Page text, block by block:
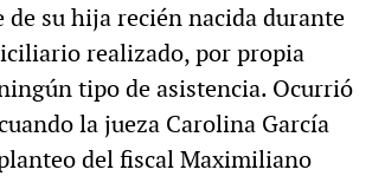
de su hija recién nacida durante
realizado, por propia
tipo de asistencia. Ocurrió
la jueza Carolina García
del fiscal Maximiliano